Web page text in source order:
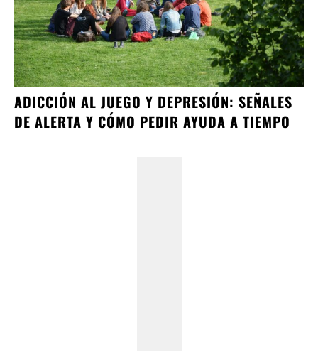
ADICCIÓN AL JUEGO Y DEPRESIÓN: SEÑALES
DE ALERTA Y CÓMO PEDIR AYUDA A TIEMPO